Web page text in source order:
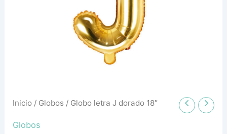
Inicio / Globos / Globo letra J dorado 18″
Globos